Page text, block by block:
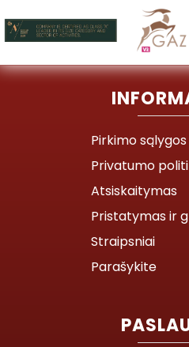
Pirkimo
Privatumo
Atsiskaitymas
Pristatymas ir
Straipsniai
Parašykite